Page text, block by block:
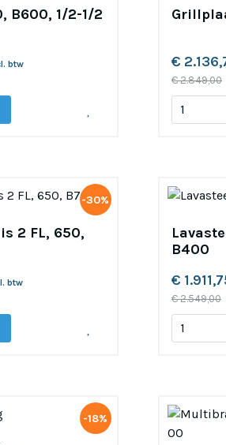
B600, 1/2-1/2
btw €
€ 2.849,00
-30%
2 FL, 650,
btw
B400
€
€ 2.549,00
-18%